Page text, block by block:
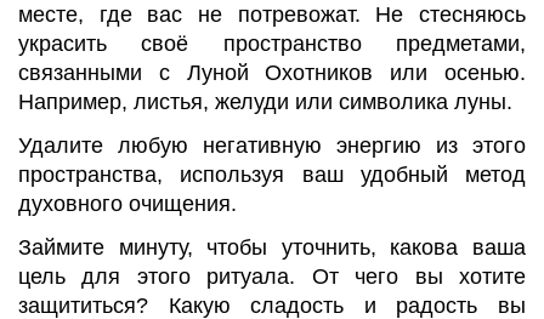
месте, где вас не потревожат. Не стесняюсь
украсить своё пространство предметами,
связанными с Луной Охотников или осенью.
Например, листья, желуди или символика луны.
Удалите любую негативную энергию из этого
пространства, используя ваш удобный метод
духовного очищения.
Займите минуту, чтобы уточнить, какова ваша
цель для этого ритуала. От чего вы хотите
защититься? Какую сладость и радость вы